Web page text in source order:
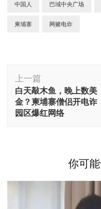
中国人 巴域中央广场
柬埔寨 网赌电诈
博
文
导
航
上一篇
白天敲木鱼，晚上数美
金？柬埔寨僧侣开电诈
园区爆红网络
你可